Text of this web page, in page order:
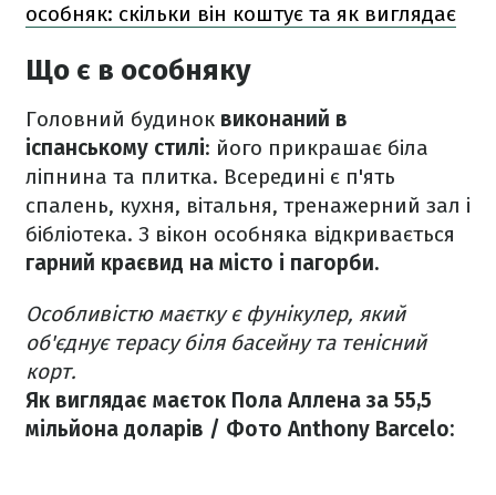
особняк: скільки він коштує та як виглядає
Що є в особняку
Головний будинок виконаний в
іспанському стилі: його прикрашає біла
ліпнина та плитка. Всередині є п'ять
спалень, кухня, вітальня, тренажерний зал і
бібліотека. З вікон особняка відкривається
гарний краєвид на місто і пагорби.
Особливістю маєтку є фунікулер, який
об'єднує терасу біля басейну та тенісний
корт.
Як виглядає маєток Пола Аллена за 55,5
мільйона доларів / Фото Anthony Barcelo: